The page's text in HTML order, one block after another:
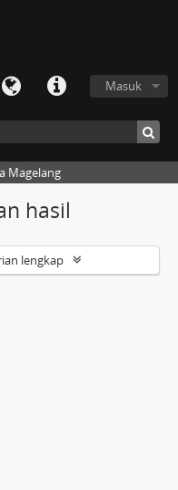
Masuk
Magelang
hasil
lengkap